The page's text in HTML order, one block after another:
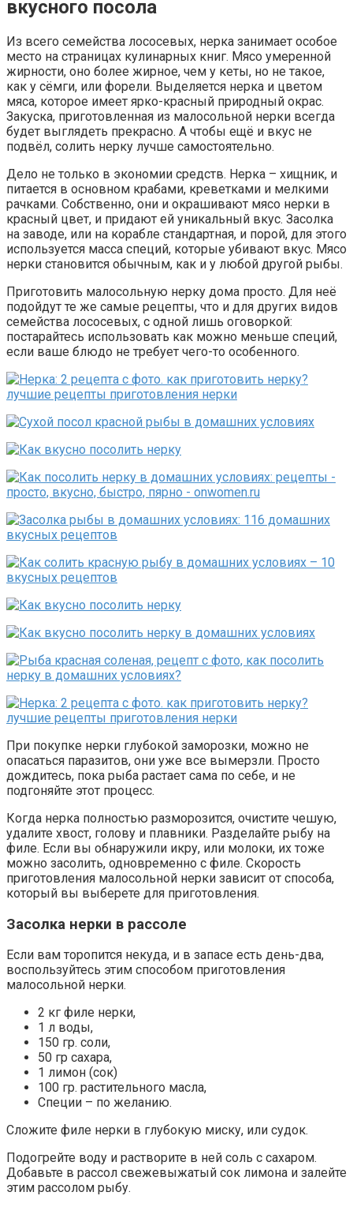
вкусного посола
Из всего семейства лососевых, нерка занимает особое
место на страницах кулинарных книг. Мясо умеренной
жирности, оно более жирное, чем у кеты, но не такое,
как у сёмги, или форели. Выделяется нерка и цветом
мяса, которое имеет ярко-красный природный окрас.
Закуска, приготовленная из малосольной нерки всегда
будет выглядеть прекрасно. А чтобы ещё и вкус не
подвёл, солить нерку лучше самостоятельно.
Дело не только в экономии средств. Нерка – хищник, и
питается в основном крабами, креветками и мелкими
рачками. Собственно, они и окрашивают мясо нерки в
красный цвет, и придают ей уникальный вкус. Засолка
на заводе, или на корабле стандартная, и порой, для этого
используется масса специй, которые убивают вкус. Мясо
нерки становится обычным, как и у любой другой рыбы.
Приготовить малосольную нерку дома просто. Для неё
подойдут те же самые рецепты, что и для других видов
семейства лососевых, с одной лишь оговоркой:
постарайтесь использовать как можно меньше специй,
если ваше блюдо не требует чего-то особенного.
При покупке нерки глубокой заморозки, можно не
опасаться паразитов, они уже все вымерзли. Просто
дождитесь, пока рыба растает сама по себе, и не
подгоняйте этот процесс.
Когда нерка полностью разморозится, очистите чешую,
удалите хвост, голову и плавники. Разделайте рыбу на
филе. Если вы обнаружили икру, или молоки, их тоже
можно засолить, одновременно с филе. Скорость
приготовления малосольной нерки зависит от способа,
который вы выберете для приготовления.
Засолка нерки в рассоле
Если вам торопится некуда, и в запасе есть день-два,
воспользуйтесь этим способом приготовления
малосольной нерки.
2 кг филе нерки,
1 л воды,
150 гр. соли,
50 гр сахара,
1 лимон (сок)
100 гр. растительного масла,
Специи – по желанию.
Сложите филе нерки в глубокую миску, или судок.
Подогрейте воду и растворите в ней соль с сахаром.
Добавьте в рассол свежевыжатый сок лимона и залейте
этим рассолом рыбу.